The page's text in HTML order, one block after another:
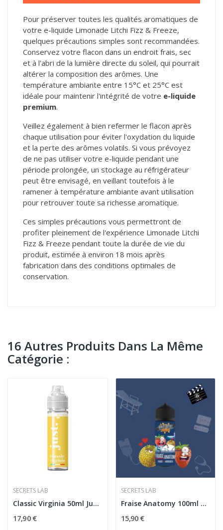
Pour préserver toutes les qualités aromatiques de
votre e-liquide Limonade Litchi Fizz & Freeze,
quelques précautions simples sont recommandées.
Conservez votre flacon dans un endroit frais, sec
et à l'abri de la lumière directe du soleil, qui pourrait
altérer la composition des arômes. Une
température ambiante entre 15°C et 25°C est
idéale pour maintenir l'intégrité de votre e-liquide
premium.
Veillez également à bien refermer le flacon après
chaque utilisation pour éviter l'oxydation du liquide
et la perte des arômes volatils. Si vous prévoyez
de ne pas utiliser votre e-liquide pendant une
période prolongée, un stockage au réfrigérateur
peut être envisagé, en veillant toutefois à le
ramener à température ambiante avant utilisation
pour retrouver toute sa richesse aromatique.
Ces simples précautions vous permettront de
profiter pleinement de l'expérience Limonade Litchi
Fizz & Freeze pendant toute la durée de vie du
produit, estimée à environ 18 mois après
fabrication dans des conditions optimales de
conservation.
16 Autres Produits Dans La Même
Catégorie :
SECRETS LAB
Classic Virginia 50ml Just - Secrets Lab
17,90 €
SECRETS LAB
Fraise Anatomy 100ml Movie Juice - Secret's Lab
15,90 €